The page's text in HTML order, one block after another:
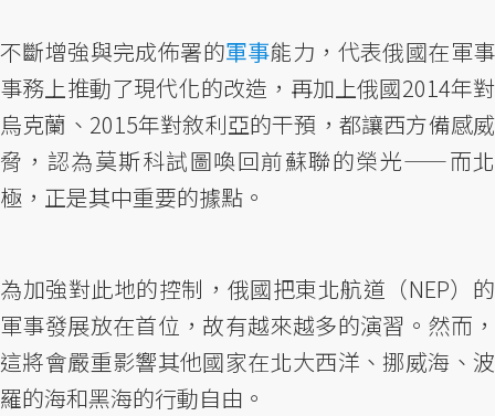
不斷增強與完成佈署的軍事能力，代表俄國在軍事
事務上推動了現代化的改造，再加上俄國2014年對
烏克蘭、2015年對敘利亞的干預，都讓西方備感威
脅，認為莫斯科試圖喚回前蘇聯的榮光——而北
極，正是其中重要的據點。
為加強對此地的控制，俄國把東北航道（NEP）的
軍事發展放在首位，故有越來越多的演習。然而，
這將會嚴重影響其他國家在北大西洋、挪威海、波
羅的海和黑海的行動自由。